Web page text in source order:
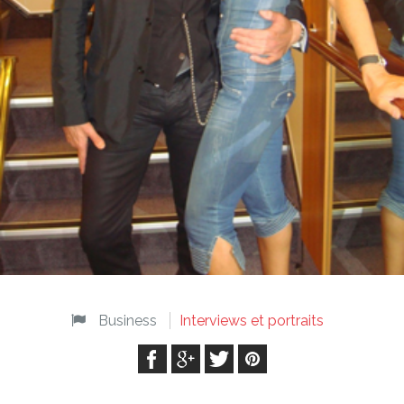
Business Interviews et portraits